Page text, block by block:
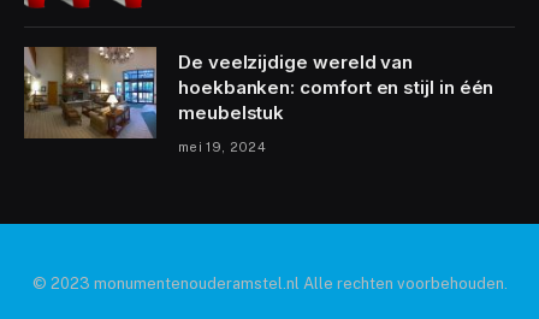
De veelzijdige wereld van
hoekbanken: comfort en stijl in één
meubelstuk
mei 19, 2024
© 2023 monumentenouderamstel.nl Alle rechten voorbehouden.